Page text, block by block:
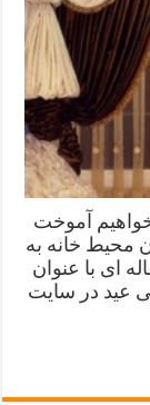
آموخت
محیط خانه به
ای با عنوان
عید در سایت